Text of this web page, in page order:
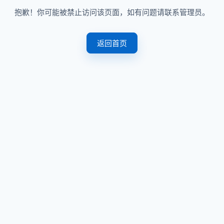
抱歉！你可能被禁止访问该页面，如有问题请联系管理员。
返回首页